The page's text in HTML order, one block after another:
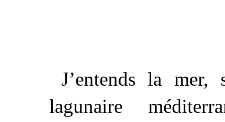
J’entends la
lagunaire